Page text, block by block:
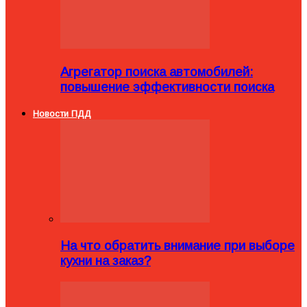
Агрегатор поиска автомобилей:
повышение эффективности поиска
Новости ПДД
На что обратить внимание при выборе
кухни на заказ?